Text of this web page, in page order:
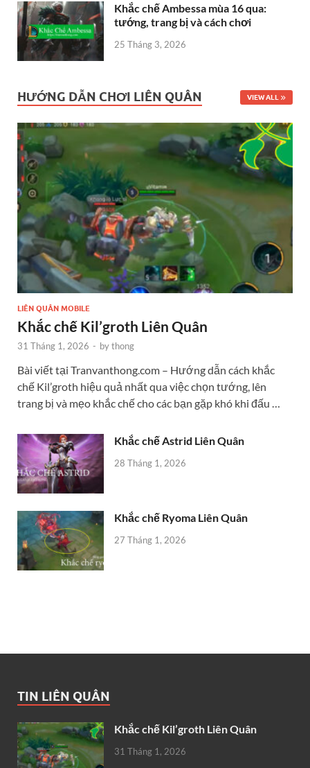
Khắc chế Ambessa mùa 16 qua:
tướng, trang bị và cách chơi
25 Tháng 3, 2026
HƯỚNG DẪN CHƠI LIÊN QUÂN VIEW ALL
LIÊN QUÂN MOBILE
Khắc chế Kil’groth Liên Quân
31 Tháng 1, 2026 - bythong
Bài viết tại Tranvanthong.com – Hướng dẫn cách khắc
chế Kil’groth hiệu quả nhất qua việc chọn tướng, lên
trang bị và mẹo khắc chế cho các bạn gặp khó khi đấu …
Khắc chế Astrid Liên Quân
28 Tháng 1, 2026
Khắc chế Ryoma Liên Quân
27 Tháng 1, 2026
TIN LIÊN QUÂN
Khắc chế Kil’groth Liên Quân
31 Tháng 1, 2026